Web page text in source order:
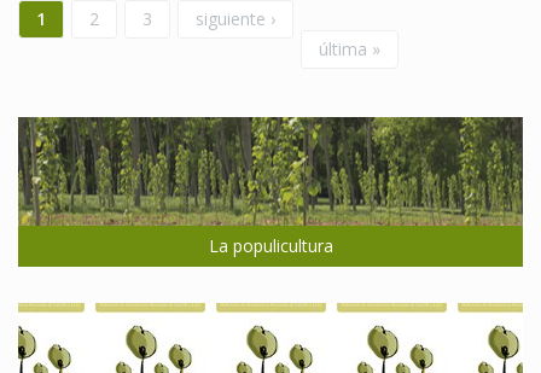
1 2 3
siguiente ›
última »
La populicultura